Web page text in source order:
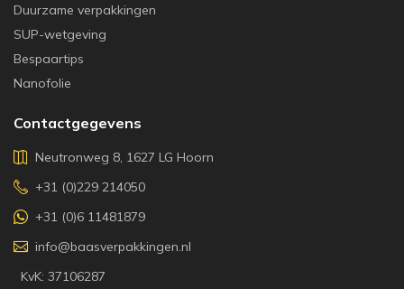
Duurzame verpakkingen
SUP-wetgeving
Bespaartips
Nanofolie
Contactgegevens
Neutronweg 8, 1627 LG Hoorn
+31 (0)229 214050
+31 (0)6 11481879
info@baasverpakkingen.nl
KvK: 37106287